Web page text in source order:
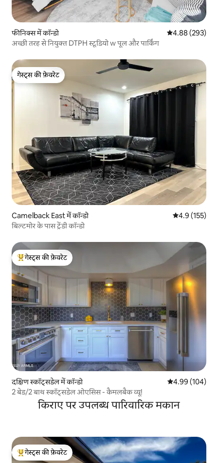
फीनिक्स में कॉन्डो औसत रेटिंग 5 में से
4.88 (293)
अच्छी तरह से नियुक्त DTPH स्टूडियो w पूल और पार्किंग
गेस्ट्स की फ़ेवरेट
गेस्ट्स की फ़ेवरेट
Camelback East में कॉन्डो औसत रेटिंग 5 में
4.9 (155)
बिल्टमोर के पास ट्रेंडी कॉन्डो
गेस्ट्स का टॉप फ़ेवरेट
गेस्ट्स की फ़ेवरेट
दक्षिण स्कॉट्सडेल में कॉन्डो औसत रेटिंग 5 में से
4.99 (104)
2 बेड/2 बाथ स्कॉट्सडेल ओएसिस - कैमलबैक व्यू!
किराए पर उपलब्ध पारिवारिक मकान
गेस्ट्स का टॉप फ़ेवरेट
गेस्ट्स की फ़ेवरेट